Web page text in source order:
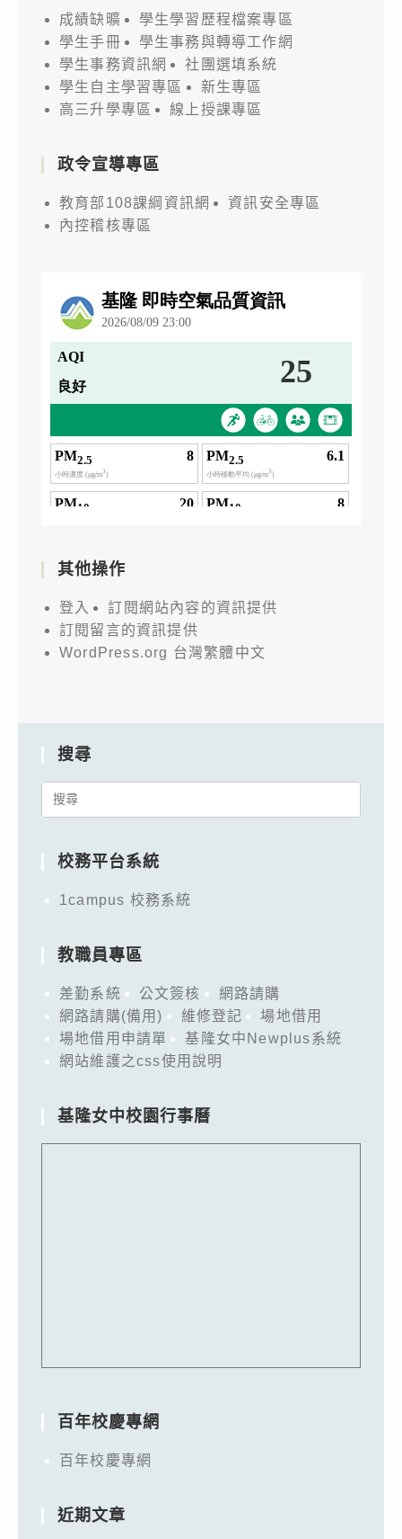
成績缺曠
學生學習歷程檔案專區
學生手冊
學生事務與轉導工作網
學生事務資訊網
社團選填系統
學生自主學習專區
新生專區
高三升學專區
線上授課專區
政令宣導專區
教育部108課綱資訊網
資訊安全專區
內控稽核專區
其他操作
登入
訂閱網站內容的資訊提供
訂閱留言的資訊提供
WordPress.org 台灣繁體中文
搜尋
Search
校務平台系統
1campus 校務系統
教職員專區
差勤系統 公文簽核
網路請購
網路請購(備用)
維修登記
場地借用
場地借用申請單
基隆女中Newplus系統
網站維護之css使用說明
基隆女中校園行事曆
百年校慶專網
百年校慶專網
近期文章